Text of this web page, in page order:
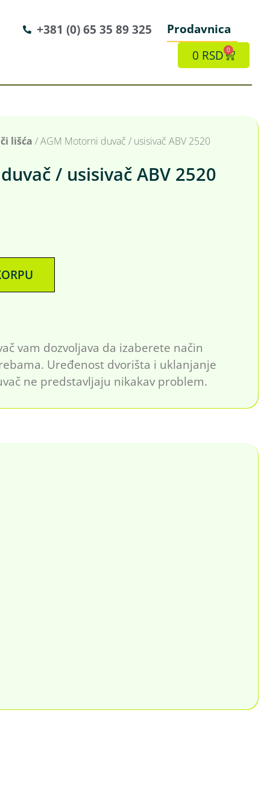
+381 (0) 65 35 89 325
Prodavnica
0 RSD 0
lišća / AGM Motorni duvač / usisivač ABV 2520
/ usisivač ABV 2520
vam dozvoljava da izaberete način
Uređenost dvorišta i uklanjanje
ne predstavljaju nikakav problem.